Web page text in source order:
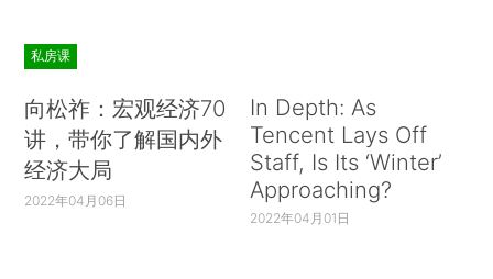
私房课
向松祚：宏观经济70
讲，带你了解国内外
经济大局
2022年04月06日
In Depth: As
Tencent Lays Off
Staff, Is Its ‘Winter’
Approaching?
2022年04月01日